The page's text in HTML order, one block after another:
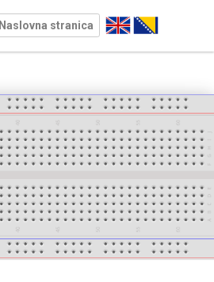
Naslovna stranica